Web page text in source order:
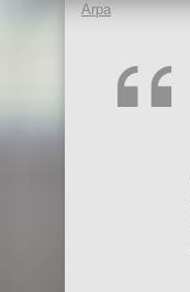
Arpa